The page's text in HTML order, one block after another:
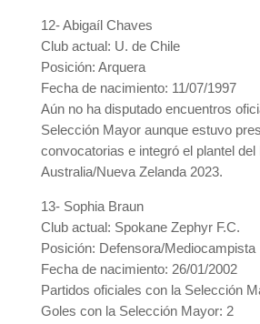
12- Abigaíl Chaves
Club actual: U. de Chile
Posición: Arquera
Fecha de nacimiento: 11/07/1997
Aún no ha disputado encuentros
Selección Mayor aunque estuvo
convocatorias e integró el plantel del
Australia/Nueva Zelanda 2023.
13- Sophia Braun
Club actual: Spokane Zephyr F.C.
Posición: Defensora/Mediocampista
Fecha de nacimiento: 26/01/2002
Partidos oficiales con la Selección
Goles con la Selección Mayor: 2